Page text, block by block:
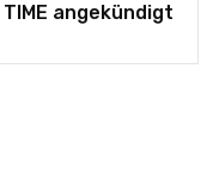
TIME angekündigt